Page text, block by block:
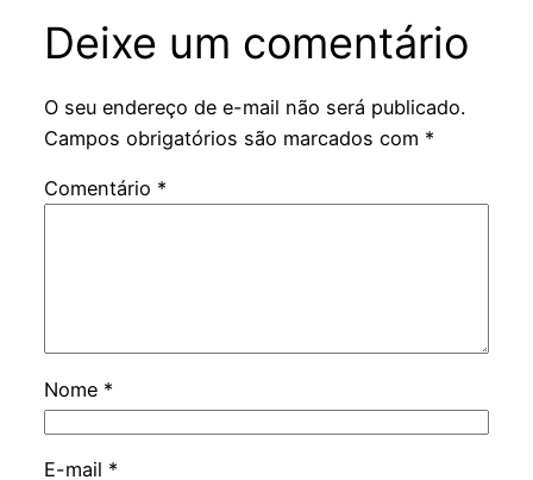
Deixe um comentário
O seu endereço de e-mail não será publicado.
Campos obrigatórios são marcados com *
Comentário *
Nome *
E-mail *